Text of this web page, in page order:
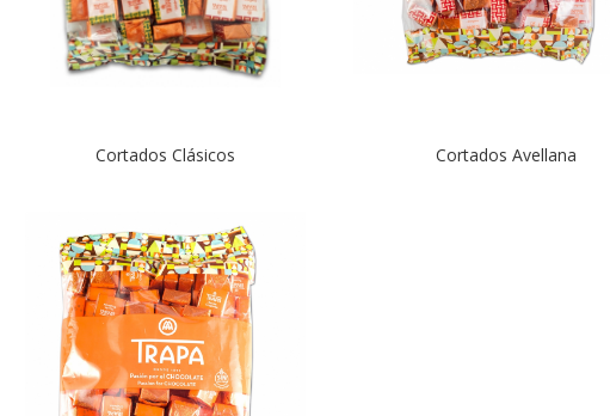
Cortados Clásicos Cortados Avellana